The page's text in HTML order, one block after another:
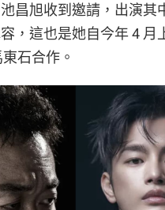
昌旭收到邀請，出演
，這也是她自今年 4
石合作。